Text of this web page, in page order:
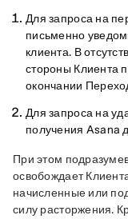
Для запроса на
письменно
клиента. В
стороны Клиента
окончании
Для запроса на
получения Asana
При этом
освобождает
начисленные или
силу расторжения.